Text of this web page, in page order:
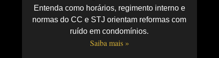
Entenda como horários, regimento interno e
normas do CC e STJ orientam reformas com
ruído em condomínios.
Saiba mais »